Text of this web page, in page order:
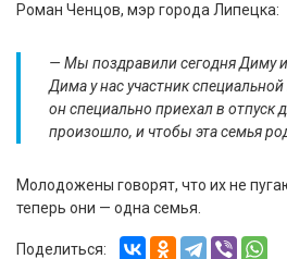
Роман Ченцов, мэр города Липецка:
— Мы поздравили сегодня Диму
Дима у нас участник
он специально приехал в отпуск
произошло, и чтобы эта семья
Молодожены говорят, что их не
теперь они — одна семья.
Поделиться: